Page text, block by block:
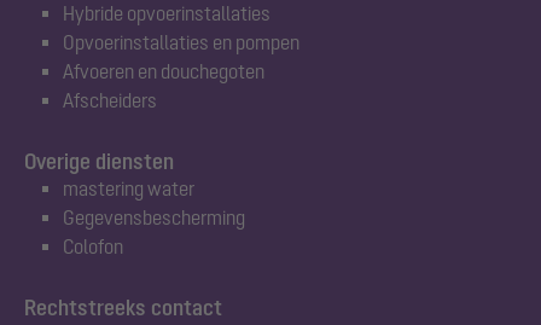
Hybride opvoerinstallaties
Opvoerinstallaties en pompen
Afvoeren en douchegoten
Afscheiders
Rechtstreeks contact
Overige diensten
mastering water
Gegevensbescherming
Colofon